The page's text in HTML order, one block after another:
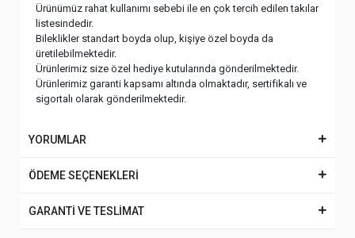
Ürünümüz rahat kullanımı sebebi ile en çok tercih edilen takılar
listesindedir.
Bileklikler standart boyda olup, kişiye özel boyda da
üretilebilmektedir.
Ürünlerimiz size özel hediye kutularında gönderilmektedir.
Ürünlerimiz garanti kapsamı altında olmaktadır, sertifikalı ve
sigortalı olarak gönderilmektedir.
YORUMLAR
ÖDEME SEÇENEKLERİ
GARANTİ VE TESLİMAT